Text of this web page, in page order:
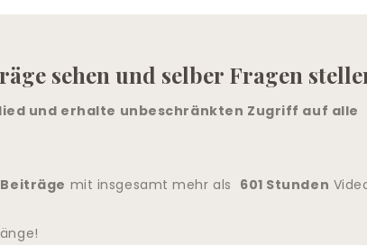
sehen und selber Fragen
und erhalte unbeschränkten Zugriff auf alle
Beiträge mit insgesamt mehr als 601 Stunden